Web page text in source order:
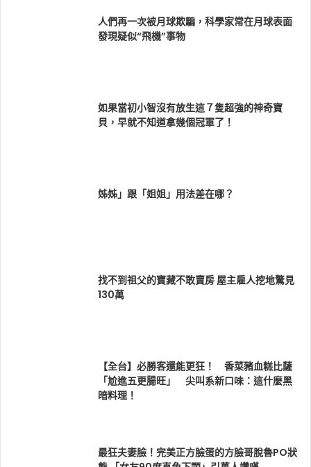
人們再一次被月球欺騙，科學家常在月球表面
發現疑似“飛機”事物
如果當初小智沒有放生這７隻超強的神奇寶
貝，早就不知道拿幾個冠軍了！
姊姊」跟「姐姐」用法差在哪？
找不到祖父的寶藏不敢賣房 屋主雇人挖地驚見
130萬
【全台】必勝客還能更狂！ 香菜豬血糕比薩
「尬進五更腸旺」 尖叫系新口味：這什麼黑
暗料理！
最狂夫妻臉！完美正方臉蛋的方臉哥脫魯PO狀